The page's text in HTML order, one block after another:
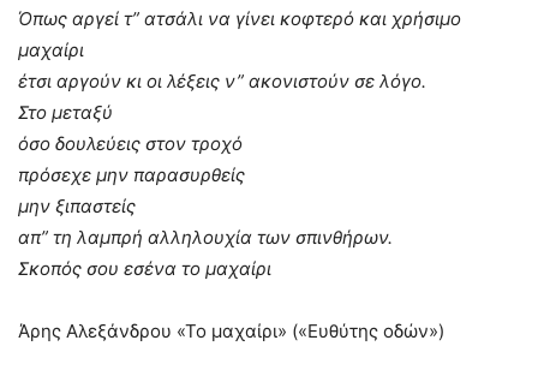
Όπως αργεί τ” ατσάλι να γίνει κοφτερό και χρήσιμο
μαχαίρι
έτσι αργούν κι οι λέξεις ν” ακονιστούν σε λόγο.
Στο μεταξύ
όσο δουλεύεις στον τροχό
πρόσεχε μην παρασυρθείς
μην ξιπαστείς
απ” τη λαμπρή αλληλουχία των σπινθήρων.
Σκοπός σου εσένα το μαχαίρι
Άρης Αλεξάνδρου «Το μαχαίρι» («Ευθύτης οδών»)